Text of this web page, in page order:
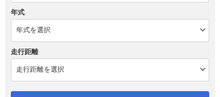
年式
走行距離